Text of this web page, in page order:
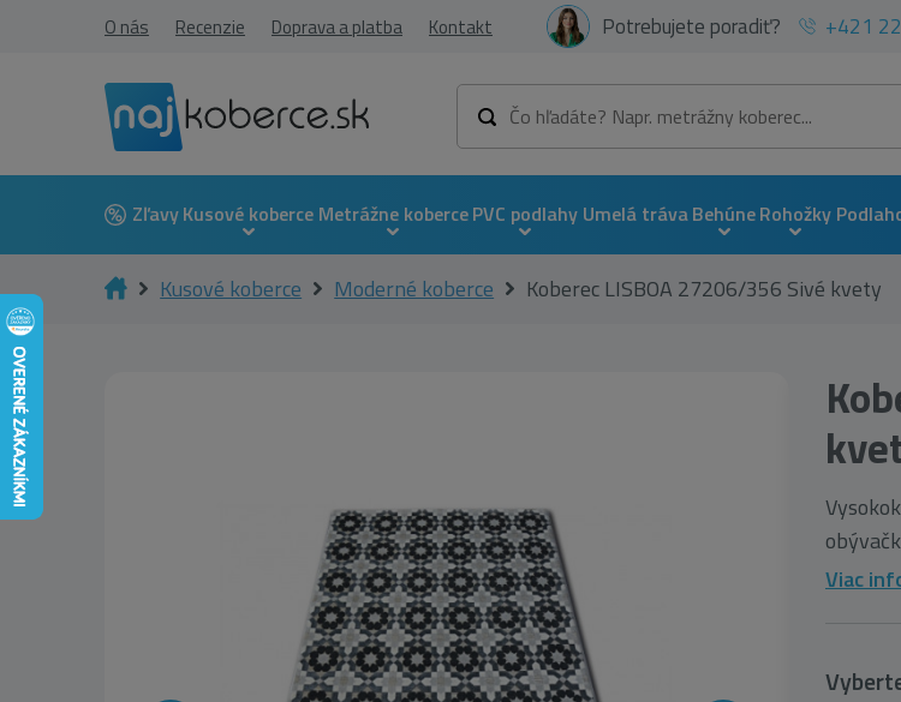
O nás Recenzie Doprava a platba Kontakt Potrebujete poradiť? +421
ZľavyKusové koberce Metrážne kobercePVC podlahy Umelá trávaBehúneRohožky
Kusové koberce Moderné koberce Koberec LISBOA 27206/356 Sivé kvety
Viac